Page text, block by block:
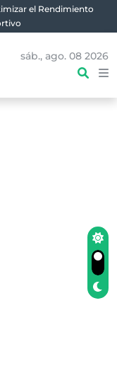
el Rendimiento
sáb., ago. 08 2026